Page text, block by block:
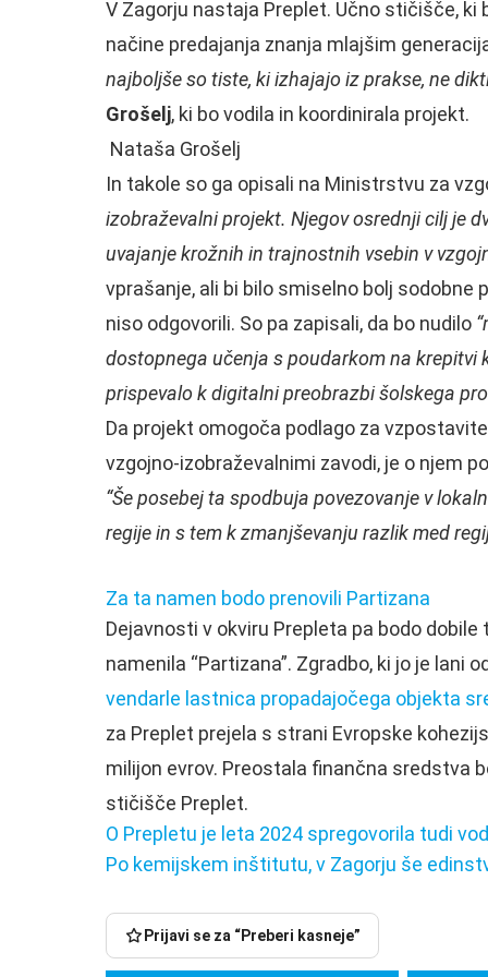
V Zagorju nastaja Preplet. Učno stičišče,
načine predajanja znanja mlajšim
najboljše so tiste, ki izhajajo iz prakse, ne
Grošelj, ki bo vodila in koordinirala projekt.
Nataša Grošelj
In takole so ga opisali na Ministrstvu za
izobraževalni projekt. Njegov osrednji cilj je
uvajanje krožnih in trajnostnih vsebin v
vprašanje, ali bi bilo smiselno bolj
niso odgovorili. So pa zapisali, da bo nudilo
dostopnega učenja s poudarkom na
prispevalo k digitalni preobrazbi šolskega
Da projekt omogoča podlago za
vzgojno-izobraževalnimi zavodi, je o njem
“Še posebej ta spodbuja povezovanje v
regije in s tem k zmanjševanju razlik med
Za ta namen bodo prenovili Partizana
Dejavnosti v okviru Prepleta pa bodo
namenila “Partizana”. Zgradbo, ki jo je lani
vendarle lastnica propadajočega objekta
za Preplet prejela s strani Evropske
milijon evrov. Preostala finančna sredstva
stičišče Preplet.
O Prepletu je leta 2024 spregovorila tudi
Po kemijskem inštitutu, v Zagorju še
Prijavi se za “Preberi kasneje”
volanom
56.200
se
izbira
vodstva
Litiji
več
otroškega